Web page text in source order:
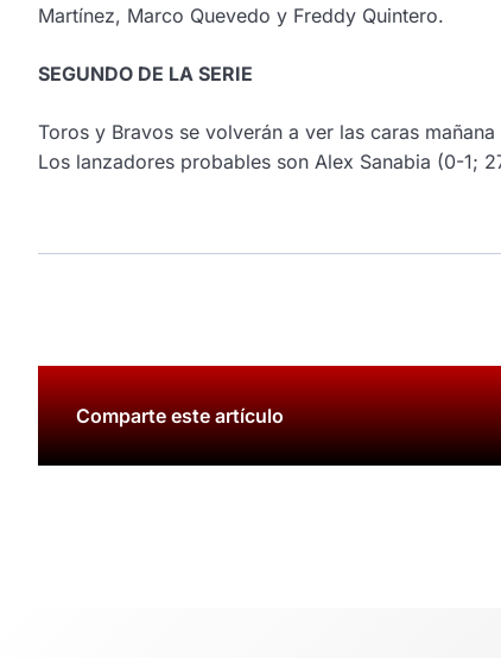
Martínez, Marco Quevedo y Freddy Quintero.
SEGUNDO DE LA SERIE
Toros y Bravos se volverán a ver las caras mañana
Los lanzadores probables son Alex Sanabia (0-1;
Comparte este artículo